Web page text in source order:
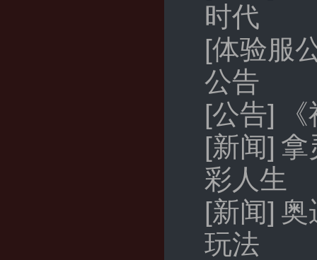
时代
[体验服
公告
[公告]
[新闻] 拿
彩人生
[新闻] 奥
玩法